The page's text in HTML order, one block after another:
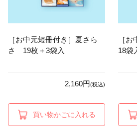
［お中元短冊付き］夏さら
さ 19枚＋3袋入
2,160円(税込)
買い物かごに入れる
［
18袋